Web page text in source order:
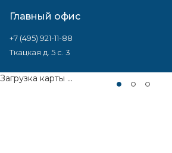
Главный офис
+7 (495) 921-11-88
Ткацкая д. 5 с. 3
Загрузка карты ...